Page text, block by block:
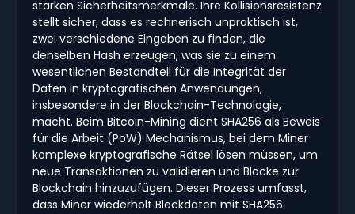
starken Sicherheitsmerkmale. Ihre Kollisionsresistenz
stellt sicher, dass es rechnerisch unpraktisch ist,
zwei verschiedene Eingaben zu finden, die
denselben Hash erzeugen, was sie zu einem
wesentlichen Bestandteil für die Integrität der
Daten in kryptografischen Anwendungen,
insbesondere in der Blockchain-Technologie,
macht. Beim Bitcoin-Mining dient SHA256 als Beweis
für die Arbeit (PoW) Mechanismus, bei dem Miner
komplexe kryptografische Rätsel lösen müssen, um
neue Transaktionen zu validieren und Blöcke zur
Blockchain hinzuzufügen. Dieser Prozess umfasst,
dass Miner wiederholt Blockdaten mit SHA256